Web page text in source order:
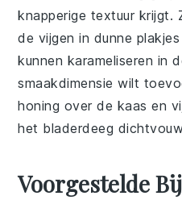
knapperige textuur
de vijgen in dunne
kunnen karameliseren in
smaakdimensie wilt
honing over de kaas en
het bladerdeeg
Voorgestelde